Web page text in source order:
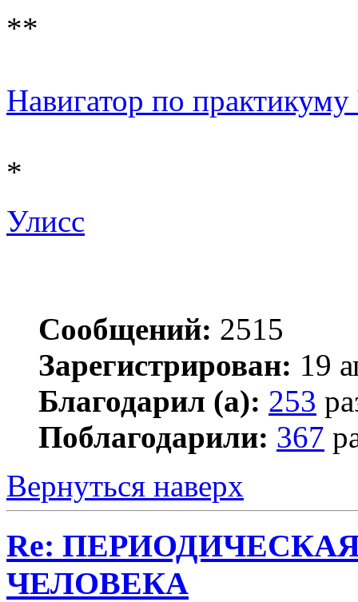
**
Навигатор по
*
Улисс
Сообщений: 2515
Зарегистрирован: 19
Благодарил (а): 253
Поблагодарили: 367
Вернуться наверх
Re:
ЧЕЛОВЕКА